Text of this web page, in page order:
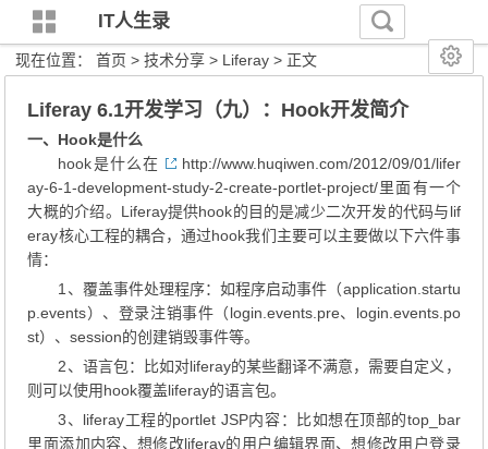
IT人生录
现在位置：首页 >技术分享 > Liferay > 正文
Liferay 6.1开发学习（九）：Hook开发简介
一、Hook是什么
hook是什么在
http://www.huqiwen.com/2012/09/01/lifer
ay-6-1-development-study-2-create-portlet-project/里面有一个
大概的介绍。Liferay提供hook的目的是减少二次开发的代码与lif
eray核心工程的耦合，通过hook我们主要可以主要做以下六件事
情：
1、覆盖事件处理程序：如程序启动事件（application.startu
p.events）、登录注销事件（login.events.pre、login.events.po
st）、session的创建销毁事件等。
2、语言包：比如对liferay的某些翻译不满意，需要自定义，
则可以使用hook覆盖liferay的语言包。
3、liferay工程的portlet JSP内容：比如想在顶部的top_bar
里面添加内容、想修改liferay的用户编辑界面、想修改用户登录